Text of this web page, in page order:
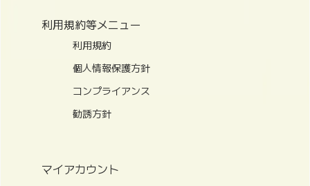
利用規約等メニュー
利用規約
個人情報保護方針
コンプライアンス
勧誘方針
マイアカウント